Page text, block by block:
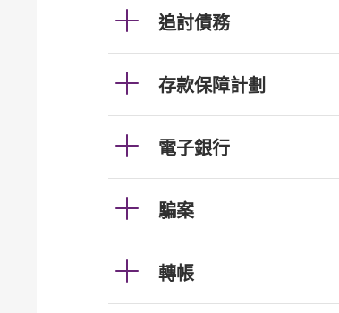
追討債務
存款保障計劃
電子銀行
騙案
轉帳